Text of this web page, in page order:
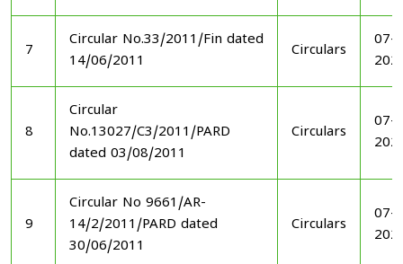
7
Circular No.33/2011/Fin dated
14/06/2011
Circulars
07-
8
Circular
No.13027/C3/2011/PARD
dated 03/08/2011
Circulars
07-
9
Circular No 9661/AR-
14/2/2011/PARD dated
30/06/2011
Circulars
07-